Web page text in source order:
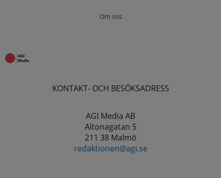
Om oss
KONTAKT- OCH BESÖKSADRESS
AGI Media AB
Altonagatan 5
211 38 Malmö
redaktionen@agi.se